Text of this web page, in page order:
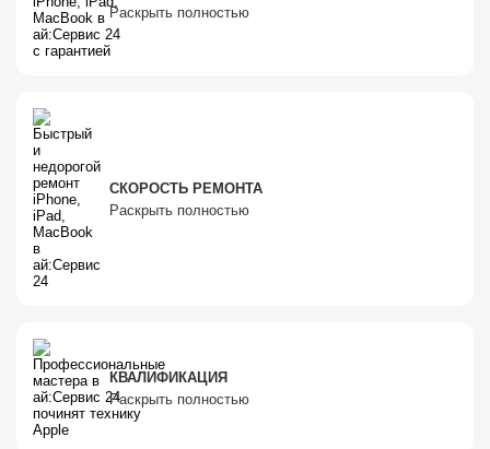
Раскрыть полностью
СКОРОСТЬ РЕМОНТА
Раскрыть полностью
КВАЛИФИКАЦИЯ
Раскрыть полностью